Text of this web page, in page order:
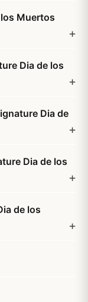
Muertos
Dia de los
Dia de
Dia de los
de los